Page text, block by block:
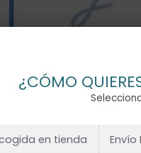
¿CÓMO
en tienda